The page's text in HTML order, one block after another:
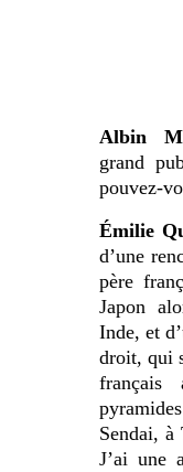
Albin
grand
pouvez-
Émilie
d’une
père
Japon
Inde, et
droit, qui
français
Sendai, à
J’ai une